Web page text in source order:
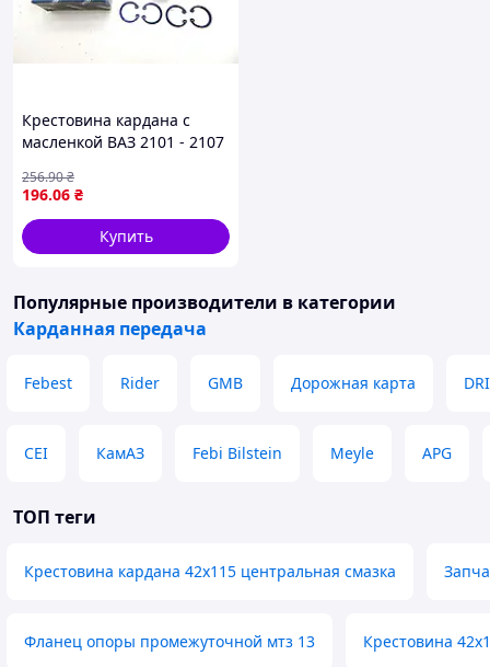
Крестовина кардана с
масленкой ВАЗ 2101 - 2107
1722958261 ПД 156839
196.06 ₴
256.90₴
Купить
Популярные производители в категории
Карданная передача
Febest Rider GMB Дорожная карта
CEI КамАЗ Febi Bilstein Meyle APG
ТОП теги
Крестовина кардана 42х115 центральная смазка
Фланец опоры промежуточной мтз 13 Крестовина